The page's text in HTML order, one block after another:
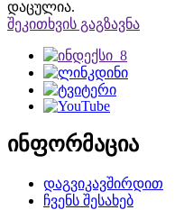
დაცულია.
შეკითხვის გაგზავნა
ინფორმაცია
დაგვიკავშირდით
ჩვენს შესახებ